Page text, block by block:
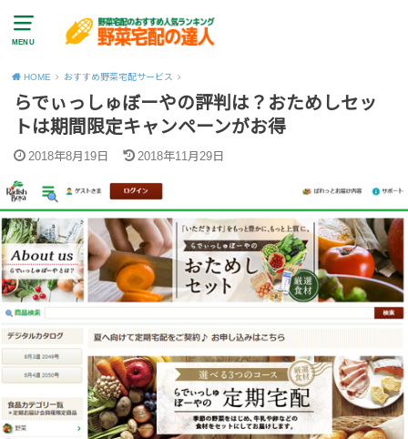
MENU
HOME おすすめ野菜宅配サービス
らでぃっしゅぼーやの評判は？おためしセッ
トは期間限定キャンペーンがお得
2018年8月19日 2018年11月29日